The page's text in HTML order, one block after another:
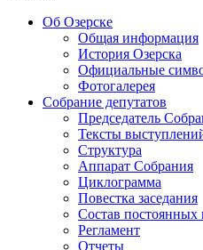
Об Озерске
Общая информация
История Озерска
Официальные
Фотогалерея
Собрание депутатов
Председатель
Тексты
Структура
Аппарат Собрания
Циклограмма
Повестка заседания
Состав постоянных
Регламент
Отчеты